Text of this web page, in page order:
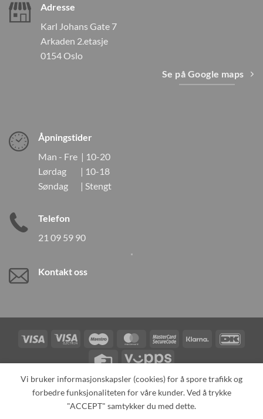
Adresse
Karl Johans Gate 7
Arkaden 2.etasje
0154 Oslo
Se på Google maps
Åpningstider
Man - Fre | 10-20
Lørdag | 10-18
Søndag | Stengt
Telefon
21 09 59 90
Kontakt oss
Visa
Visa
Maestro MasterCardMasterCardKlarna
Credit
Vipps
TILBAKEKALLINGER KONTAKT OSS
OM OSS
SPESIALBESTILLING
MIN KONTO ALL PRODUCTS
Vi bruker informasjonskapsler (cookies) for å spore trafikk og
forbedre funksjonaliteten for våre kunder. Ved å trykke
"ACCEPT" samtykker du med dette.